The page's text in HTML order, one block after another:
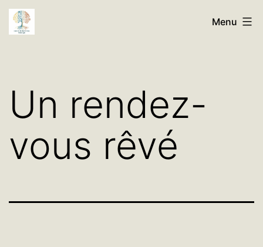
Aller
Histoires
Généalogie
Menu
Un rendez-
vous rêvé